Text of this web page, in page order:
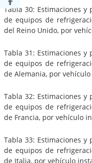
Tabla 30: Estimaciones
de equipos de
del Reino Unido, por
Tabla 31: Estimaciones
de equipos de
de Alemania, por
Tabla 32: Estimaciones
de equipos de
de Francia, por vehículo
Tabla 33: Estimaciones
de equipos de
de Italia, por vehículo